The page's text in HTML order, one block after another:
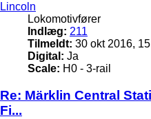
Lincoln
Lokomotivfører
Indlæg: 211
Tilmeldt: 30 okt 2016,
Digital: Ja
Scale: H0 - 3-rail
Re: Märklin Central
Fi...